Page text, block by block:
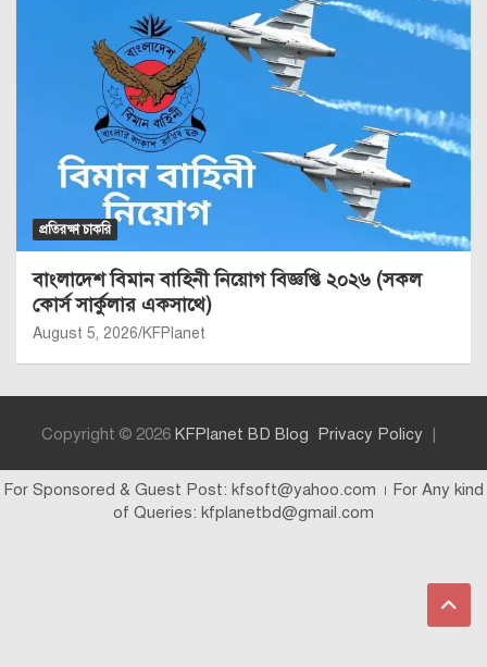
প্রতিরক্ষা চাকরি
বাংলাদেশ বিমান বাহিনী নিয়োগ বিজ্ঞপ্তি ২০২৬ (সকল
কোর্স সার্কুলার একসাথে)
August 5, 2026 KFPlanet
Copyright © 2026 KFPlanet BD Blog Privacy Policy
For Sponsored & Guest Post: kfsoft@yahoo.com । For Any kind
of Queries: kfplanetbd@gmail.com